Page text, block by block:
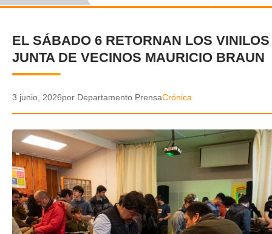
CRÓNICA
DEPORTES
POLICIAL
AUDIOS
VIDEOS
GALERIA DE FOTOS
✕
EL SÁBADO 6 RETORNAN LOS
JUNTA DE VECINOS MAURICIO BRAUN
3 junio, 2026por Departamento PrensaCrónica